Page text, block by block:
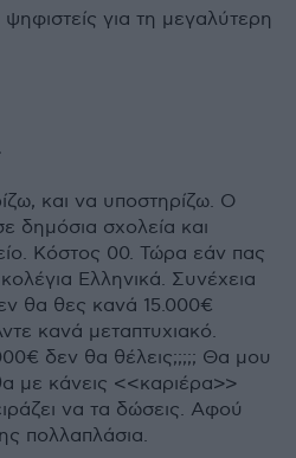
για τη μεγαλύτερη
και να υποστηρίζω. Ο
δημόσια σχολεία και
Κόστος 00. Τώρα εάν πας
Ελληνικά. Συνέχεια
θα θες κανά 15.000€
κανά μεταπτυχιακό.
δεν θα θέλεις;;;;; Θα μου
με κάνεις <<καριέρα>>
να τα δώσεις. Αφού
πολλαπλάσια.